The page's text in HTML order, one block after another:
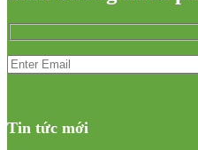
Tin tức mới